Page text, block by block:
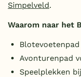
Simpelveld.
Waarom naar het
Avonturenpad
Speelplekken